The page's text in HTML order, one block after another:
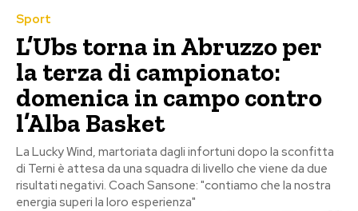
Sport
L’Ubs torna in Abruzzo per
la terza di campionato:
domenica in campo contro
l’Alba Basket
La Lucky Wind, martoriata dagli infortuni dopo la sconfitta
di Terni è attesa da una squadra di livello che viene da due
risultati negativi. Coach Sansone: "contiamo che la nostra
energia superi la loro esperienza"